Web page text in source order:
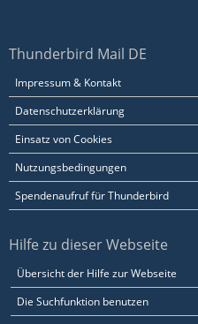
Thunderbird Mail DE
Impressum & Kontakt
Datenschutzerklärung
Einsatz von Cookies
Nutzungsbedingungen
Spendenaufruf für Thunderbird
Hilfe zu dieser Webseite
Übersicht der Hilfe zur Webseite
Die Suchfunktion benutzen